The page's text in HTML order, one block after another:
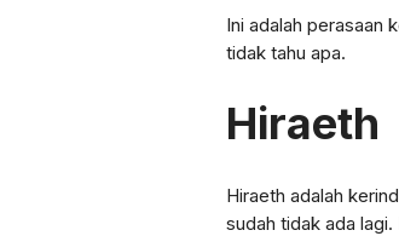
Ini adalah perasaan
tidak tahu apa.
Hiraeth
Hiraeth adalah
sudah tidak ada lagi.